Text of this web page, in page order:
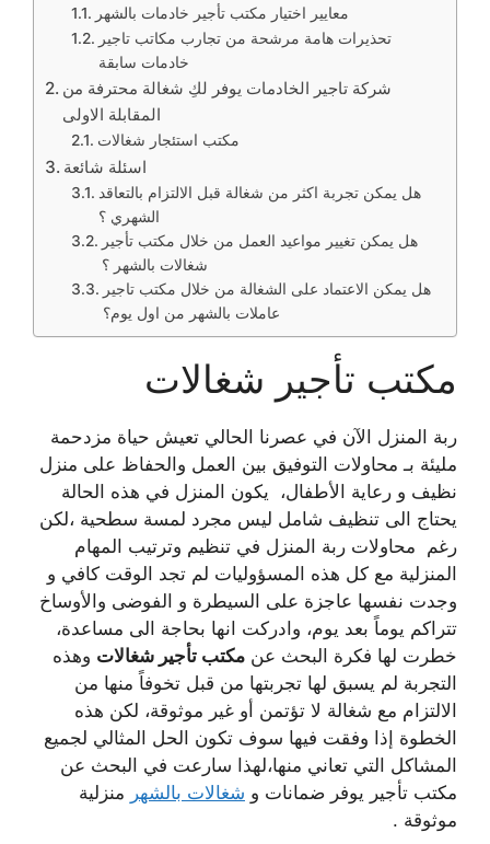
معايير اختيار مكتب تأجير خادمات بالشهر
تحذيرات هامة مرشحة من تجارب مكاتب تاجير
خادمات سابقة
شركة تاجير الخادمات يوفر لكِ شغالة محترفة من
اسئلة شائعة
هل يمكن تجربة اكثر من شغالة قبل الالتزام بالتعاقد
الشهري ؟
هل يمكن تغيير مواعيد العمل من خلال مكتب تأجير
شغالات بالشهر ؟
هل يمكن الاعتماد على الشغالة من خلال مكتب تاجير
عاملات بالشهر من اول يوم؟
مكتب تأجير شغالات
ربة المنزل الآن في عصرنا الحالي تعيش حياة مزدحمة
مليئة بـ محاولات التوفيق بين العمل والحفاظ على منزل
نظيف و رعاية الأطفال، يكون المنزل في هذه الحالة
يحتاج الى تنظيف شامل ليس مجرد لمسة سطحية ،لكن
رغم محاولات ربة المنزل في تنظيم وترتيب المهام
المنزلية مع كل هذه المسؤوليات لم تجد الوقت كافي و
وجدت نفسها عاجزة على السيطرة و الفوضى والأوساخ
تتراكم يوماً بعد يوم، وادركت انها بحاجة الى مساعدة،
خطرت لها فكرة البحث عن مكتب تأجير شغالات وهذه
التجربة لم يسبق لها تجربتها من قبل تخوفاً منها من
الالتزام مع شغالة لا تؤتمن أو غير موثوقة، لكن هذه
الخطوة إذا وفقت فيها سوف تكون الحل المثالي لجميع
المشاكل التي تعاني منها،لهذا سارعت في البحث عن
مكتب تأجير يوفر ضمانات و شغالات بالشهر منزلية
موثوقة .